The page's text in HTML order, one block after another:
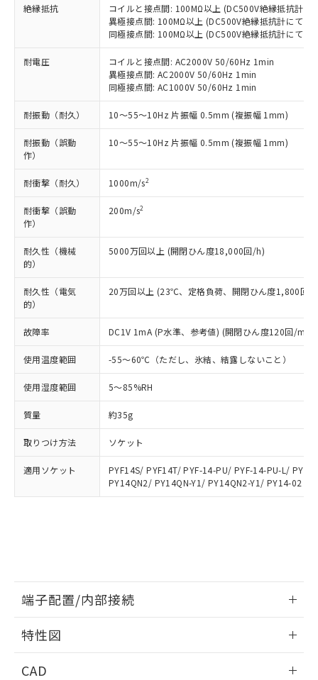
絶縁抵抗
コイルと接点間: 100MΩ以上 (DC500V絶縁抵抗計に
異極接点間: 100MΩ以上 (DC500V絶縁抵抗計にて)
同極接点間: 100MΩ以上 (DC500V絶縁抵抗計にて)
耐電圧
コイルと接点間: AC2000V 50/60Hz 1min
異極接点間: AC2000V 50/60Hz 1min
同極接点間: AC1000V 50/60Hz 1min
耐振動（耐久） 10～55～10Hz 片振幅 0.5mm (複振幅 1mm)
耐振動（誤動
作）
10～55～10Hz 片振幅 0.5mm (複振幅 1mm)
耐衝撃（耐久） 1000m/s2
耐衝撃（誤動
作）
200m/s2
耐久性（機械
的）
5000万回以上 (開閉ひん度18,000回/h)
耐久性（電気
的）
20万回以上 (23℃、定格負荷、開閉ひん度1,800回/
故障率 DC1V 1mA (P水準、参考値) (開閉ひん度120回/min)
使用温度範囲 -55～60℃（ただし、氷結、結露しないこと）
使用湿度範囲 5～85%RH
質量 約35g
取りつけ方法 ソケット
適用ソケット
PYF14S/ PYF14T/ PYF-14-PU/ PYF-14-PU-L/
PY14QN2/ PY14QN-Y1/ PY14QN2-Y1/ PY14-02
端子配置/内部接続
端子配置/内部接続
特性図
CAD
当社制御機器事業取扱商品の中には、
本サービスの対象外となる商品もある
ことをご了承ください。
在庫状況および標準価格照会結果は、
記載している更新日時点での社内デー
タに基づき作成されるものであり、閲
覧された時点での実際の在庫および標
準価格とは異なる場合があることをご
了承ください。
正式な納期状況および標準価格はお客
ムロン制御機器販売店・当社販売員に
ご相談ください。
オムロン制御機器販売店や当社販売拠
点は「販売ネットワーク
在庫状況および標準価格結果を当社の
事前の承諾なく第三者に漏洩または開
示しないようお願いします。
マイパーツ機能（部品リスト作成サー
メンバーズにご登録されている必要が
あります。
お客様が当ウェブサイト上で当社にご
登録された部品リストについて、当社
品・サービスに関するお客様との取
引・商談に必要な範囲で利用すること
をご了承ください。
※当社の共同利用者とは、
の共同利用に関して"
の「1.共同利
用者の範囲」に記載されている法人を
指します。
仕入先様の事情により、非含有部品として
いたものが、含有品と判明した場合などや
むを得ず変更することがあります。
*EU RoHS指令（10物質）：
鉛(Pb) 1000ppm以下、 水銀(Hg) 1000ppm以下、 カド
類(PBB) 1000ppm以下、ポリ臭化ジフェニルエーテル類
(PBDE) 1000ppm以下、フタル酸ビス(2-エチルヘキシ
ル) (DEHP)(別名：DOP) 1000ppm以下、フタル酸ブチ
ルベンジル（BBP） 1000ppm以下、フタル酸ジブチル
(DIBP) 1000ppm以下
但し、RoHS指令で産業用監視および制御機器に対する
図的な使用がないことを確認しています。
※2 対応予定月
部品在庫の切り替え状況などにより、予定
月が前後することがあります。
※3 非含有証明書ダウンロード
下記の非含有証明書をダウンロードするこ
とができます。
51物質の非含有証明書（当社基準）
※本証明書は発行日時点で非含有を証明す
るもので、過去に遡って非含有を証明する
ものではありません。
していることから、特段のことがない限
り、2022年1月12日より割愛しておりま
「×」：最大均質材料含有率が中国RoHSの
基準値を超えていることを示します。
「－」：未確認です。当社販売部門へお問
い合わせください。
*中国RoHS10物質の基準値 (GB/T26572)：
Pb(鉛) :1000ppm、 Hg(水銀) : 1000ppm、 Cd(カドミウ
ム) : 100ppm、
Cr(Ⅵ)(六価クロム) : 1000ppm、 PBBs(ポリ臭化ビフェ
ニル類) : 1000ppm、 PBDEs(ポリ臭化ジフェニルエーテ
ル類) : 1000ppm、
DBP(フタル酸ジブチル) : 1000ppm、 DIBP(フタル酸ジ
ル) : 1000ppm、
DEHP(フタル酸ビス(2-エチルヘキシル)) : 1000ppm
「ｅ」：有害物質（10物質）のすべてが基
「10」：通常の使用状況下において有害物
質が外部に漏えいし、環境に深刻な影響を
及ぼさない年数を意味します。
「－」：未確認です。当社販売部門へお問
い合わせください。
当社は、これら貴社製品のうち、外国
為替および外国貿易法に定める商品
（以下｢規制貨物等」という）を輸出
または国外への提供する場合は、日本
国政府の輸出許可(または役務取引許
可)を取得するなどの必要な手続きを
とります。
当社は規制貨物を破棄する場合は、完
全に破砕するなど、違法に輸出されな
いよう必要な手段を講じます。
当社は貴社製品を、核兵器、ミサイ
ル、化学兵器、生物兵器またはその他
武器並びにこれらの製造装置等に一切
当社は、貴社製品を第三者に販売する
場合は、上記1、2および3の内容を当
販売先および販売に係わる関係者が違
法に輸出するおそれがある場合は、取
り引きをいたしません。
説明
一定数以上の在庫あり
一定数には満たないが在庫あり
在庫なし(最新の在庫状況につ
いては、お客様のお取引先、ま
機器販売店・当社販売員にご確
認ください)
空
受注生産機種、また在庫状況の